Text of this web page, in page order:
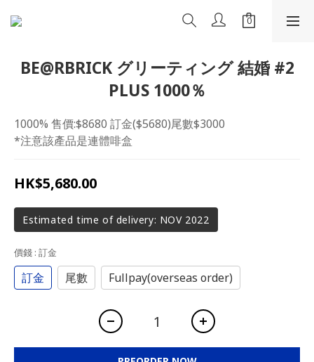
BE@RBRICK グリーティング 結婚 #2
PLUS 1000％
1000% 售價:$8680 訂金($5680)尾數$3000
*注意該產品是連體啡盒
HK$5,680.00
Estimated time of delivery: NOV 2022
價錢 : 訂金
訂金 尾數 Fullpay(overseas order)